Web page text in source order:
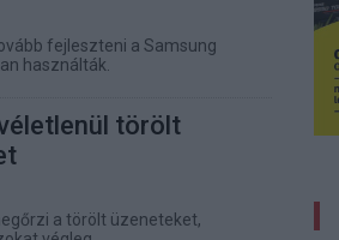
fejleszteni a Samsung
használták.
törölt
a törölt üzeneteket,